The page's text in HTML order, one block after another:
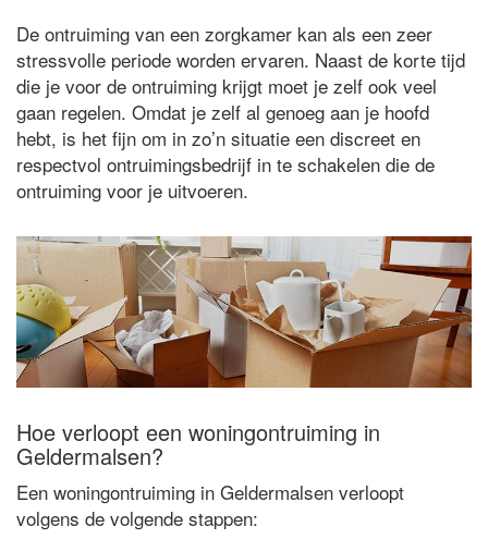
De ontruiming van een zorgkamer kan als een zeer
stressvolle periode worden ervaren. Naast de korte tijd
die je voor de ontruiming krijgt moet je zelf ook veel
gaan regelen. Omdat je zelf al genoeg aan je hoofd
hebt, is het fijn om in zo’n situatie een discreet en
respectvol ontruimingsbedrijf in te schakelen die de
ontruiming voor je uitvoeren.
Hoe verloopt een woningontruiming in
Geldermalsen?
Een woningontruiming in Geldermalsen verloopt
volgens de volgende stappen: